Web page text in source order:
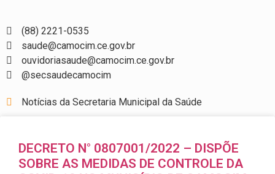
(88) 2221-0535
saude@camocim.ce.gov.br
ouvidoriasaude@camocim.ce.gov.br
@secsaudecamocim
Notícias da Secretaria Municipal da Saúde
DECRETO N° 0807001/2022 – DISPÕE
SOBRE AS MEDIDAS DE CONTROLE DA